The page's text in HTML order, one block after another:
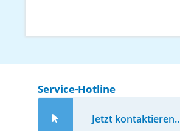
Service-Hotline
Jetzt kontaktieren..